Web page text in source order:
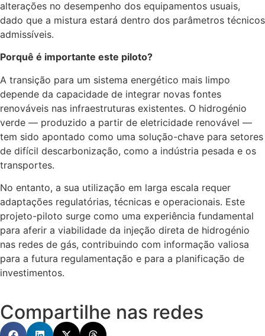
alterações no desempenho dos equipamentos usuais,
dado que a mistura estará dentro dos parâmetros técnicos
admissíveis.
Porquê é importante este piloto?
A transição para um sistema energético mais limpo
depende da capacidade de integrar novas fontes
renováveis nas infraestruturas existentes. O hidrogénio
verde — produzido a partir de eletricidade renovável —
tem sido apontado como uma solução-chave para setores
de difícil descarbonização, como a indústria pesada e os
transportes.
No entanto, a sua utilização em larga escala requer
adaptações regulatórias, técnicas e operacionais. Este
projeto-piloto surge como uma experiência fundamental
para aferir a viabilidade da injeção direta de hidrogénio
nas redes de gás, contribuindo com informação valiosa
para a futura regulamentação e para a planificação de
investimentos.
Compartilhe nas redes